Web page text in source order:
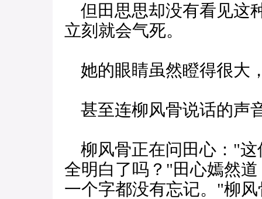
但田思思却没有看见这
立刻就会气死。
她的眼睛虽然瞪得很大
甚至连柳风骨说话的声
柳风骨正在问田心："这
全明白了吗？"田心嫣然
一个字都没有忘记。"柳